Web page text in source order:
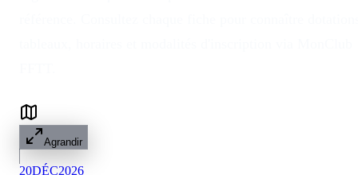
Agrandir
20DÉC2026